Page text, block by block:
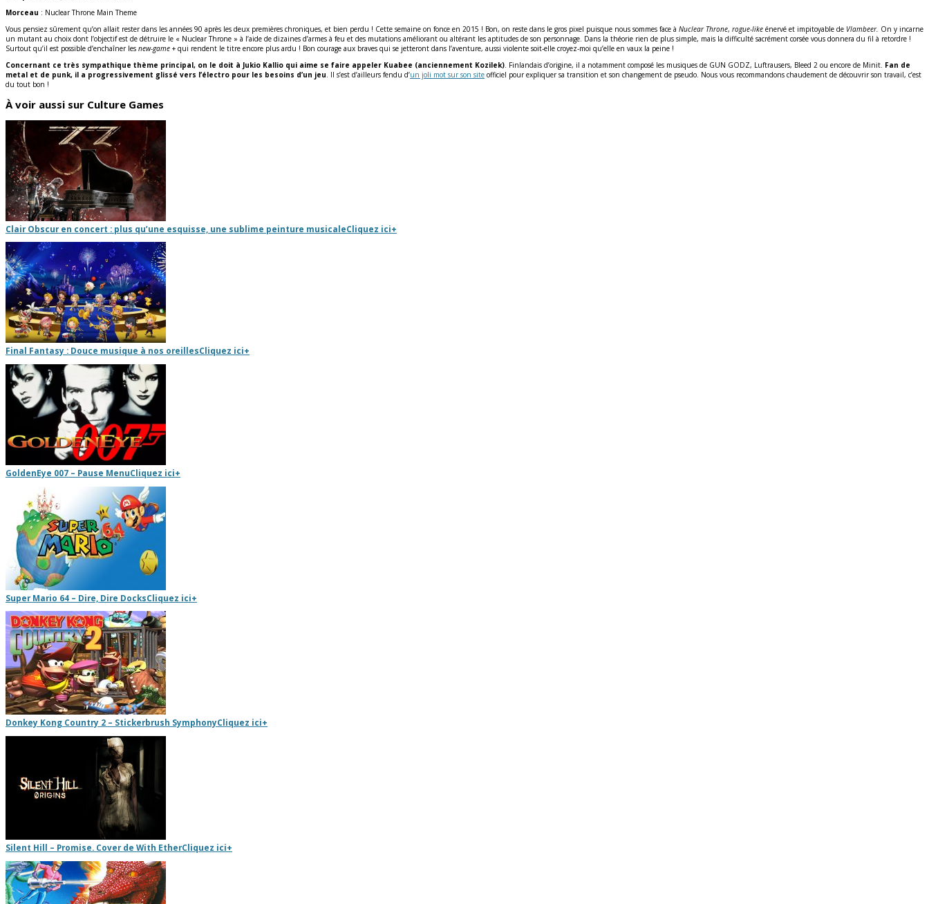
Morceau : Nuclear Throne Main Theme
Vous pensiez sûrement qu’on allait rester dans les années 90 après les deux premières chroniques, et bien perdu ! Cette semaine on fonce en 2015 ! Bon, on reste dans le gros pixel puisque nous sommes face à Nuclear Throne, rogue-like énervé et impitoyable de Vlambeer. On y incarne
un mutant au choix dont l’objectif est de détruire le « Nuclear Throne » à l’aide de dizaines d’armes à feu et des mutations améliorant ou altérant les aptitudes de son personnage. Dans la théorie rien de plus simple, mais la difficulté sacrément corsée vous donnera du fil à retordre !
Surtout qu’il est possible d’enchaîner les new-game + qui rendent le titre encore plus ardu ! Bon courage aux braves qui se jetteront dans l’aventure, aussi violente soit-elle croyez-moi qu’elle en vaux la peine !
Concernant ce très sympathique thème principal, on le doit à Jukio Kallio qui aime se faire appeler Kuabee (anciennement Kozilek) . Finlandais d’origine, il a notamment composé les musiques de GUN GODZ, Luftrausers, Bleed 2 ou encore de Minit. Fan de
metal et de punk, il a progressivement glissé vers l’électro pour les besoins d’un jeu . Il s’est d’ailleurs fendu d’un joli mot sur son site officiel pour expliquer sa transition et son changement de pseudo. Nous vous recommandons chaudement de découvrir son travail, c’est
du tout bon !
À voir aussi sur Culture Games
Clair Obscur en concert : plus qu’une esquisse, une sublime peinture musicaleCliquez ici+
Final Fantasy : Douce musique à nos oreillesCliquez ici+
GoldenEye 007 – Pause MenuCliquez ici+
Super Mario 64 – Dire, Dire DocksCliquez ici+
Donkey Kong Country 2 – Stickerbrush SymphonyCliquez ici+
Silent Hill – Promise. Cover de With EtherCliquez ici+